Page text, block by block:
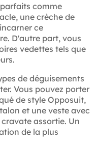
comme
une crèche de
ce
D'autre part, vous
vedettes tels que
de déguisements
Vous pouvez porter
de style Opposuit,
et une veste avec
assortie. Un
de la plus